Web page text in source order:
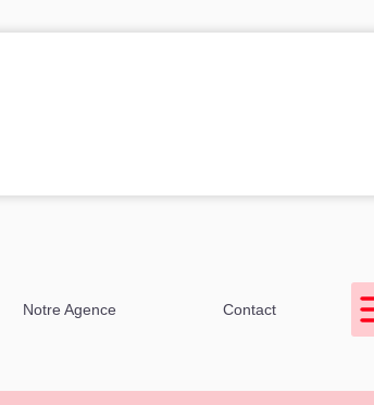
Notre Agence Contact